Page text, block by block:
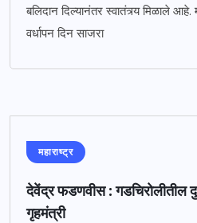
बलिदान दिल्यानंतर स्वातंत्र्य मिळाले
वर्धापन दिन साजरा
महाराष्ट्र
देवेंद्र फडणवीस : गडचिरोलीतील
गृहमंत्री